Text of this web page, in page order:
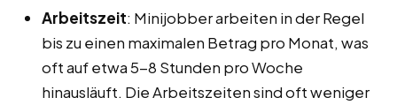
Arbeitszeit: Minijobber arbeiten in der Regel
bis zu einen maximalen Betrag pro Monat, was
oft auf etwa 5-8 Stunden pro Woche
hinausläuft. Die Arbeitszeiten sind oft weniger